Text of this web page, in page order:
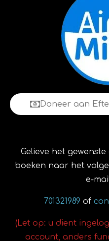
Doneer aan
Gelieve het
boeken naar het
e-
701321989 of
(Let op: u dient
account, anders